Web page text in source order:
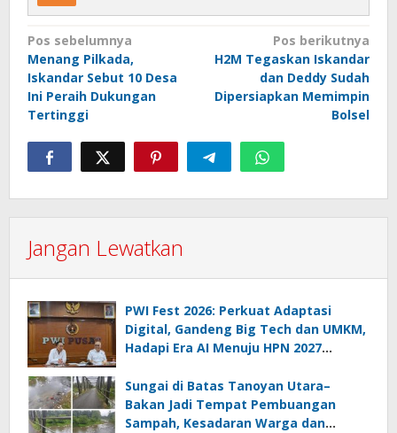
Navigasi
pos
Pos sebelumnya
Menang Pilkada,
Iskandar Sebut 10 Desa
Ini Peraih Dukungan
Tertinggi
Pos berikutnya
H2M Tegaskan Iskandar
dan Deddy Sudah
Dipersiapkan Memimpin
Bolsel
Jangan Lewatkan
PWI Fest 2026: Perkuat Adaptasi
Digital, Gandeng Big Tech dan UMKM,
Hadapi Era AI Menuju HPN 2027
Sungai di Batas Tanoyan Utara–
Bakan Jadi Tempat Pembuangan
Sampah, Kesadaran Warga dan